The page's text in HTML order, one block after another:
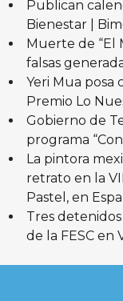
Publican
Bienestar |
Muerte de “El
falsas
Yeri Mua posa
Premio Lo
Gobierno de
programa
La pintora
retrato en la
Pastel, en
Tres
de la FESC en